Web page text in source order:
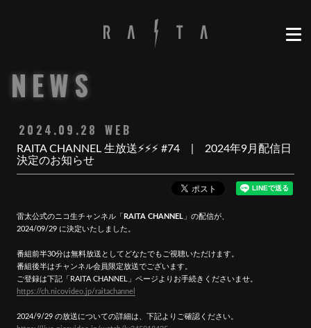
NEWS
2024.09.28 WEB
RAITA CHANNEL 生放送⚡️⚡️⚡️ #74 | 2024年9月配信日
決定のお知らせ
雷太公式のニコ生チャンネル「 RAITA CHANNEL 」の配信が、
2024/09/29 に決定いたしました。
番組前半30分は無料放送としてどなたでもご視聴いただけます。
番組後半はチャンネル会員限定放送でございます。
ご登録は下記「RAITA CHANNEL」ページよりお手続きくださいませ。
https://ch.nicovideo.jp/raitachannel
2024/9/29 の放送についての詳細は、下記よりご確認ください。